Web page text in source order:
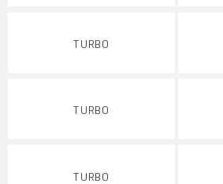
TURBO
TURBO
TURBO